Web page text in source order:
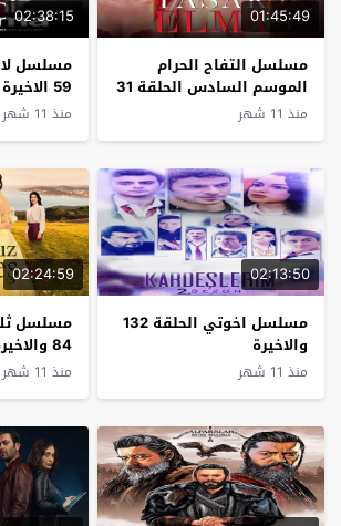
01:45:49
مسلسل التفاح الحرام
الموسم السادس الحلقة 31
والاخيرة
منذ 11 شهر
02:38:15
مسلسل لا
59 الاخيرة
منذ 11 شهر
02:13:50
مسلسل اخوتي الحلقة 132
والاخيرة
منذ 11 شهر
02:24:59
مسلسل
84 والاخيرة
منذ 11 شهر